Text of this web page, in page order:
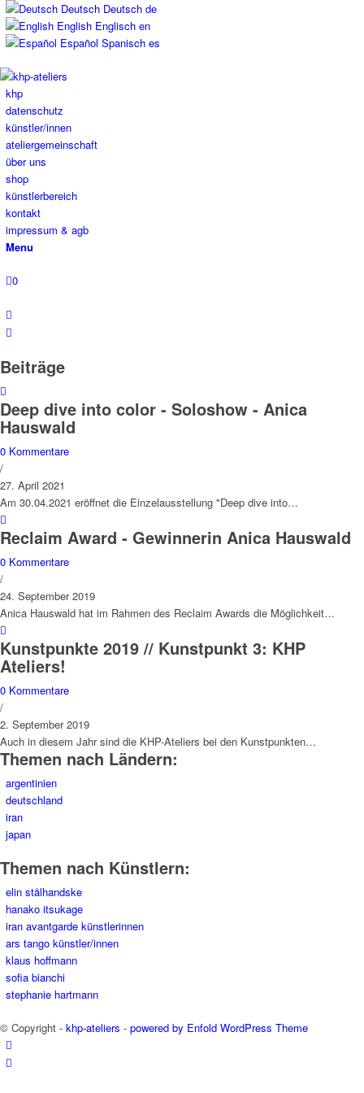
Deutsch Deutsch de
English Englisch en
Español Spanisch es
khp
datenschutz
künstler/innen
ateliergemeinschaft
über uns
shop
künstlerbereich
kontakt
impressum & agb
Menu
0
Beiträge
Deep dive into color - Soloshow - Anica
Hauswald
0 Kommentare
/
27. April 2021
Am 30.04.2021 eröffnet die Einzelausstellung "Deep dive into…
Reclaim Award - Gewinnerin Anica Hauswald
0 Kommentare
/
24. September 2019
Anica Hauswald hat im Rahmen des Reclaim Awards die Möglichkeit…
Kunstpunkte 2019 // Kunstpunkt 3: KHP
Ateliers!
0 Kommentare
/
2. September 2019
Auch in diesem Jahr sind die KHP-Ateliers bei den Kunstpunkten…
Themen nach Ländern:
argentinien
deutschland
iran
japan
Themen nach Künstlern:
elin stålhandske
hanako itsukage
iran avantgarde künstlerinnen
ars tango künstler/innen
klaus hoffmann
sofia bianchi
stephanie hartmann
© Copyright - khp-ateliers - powered by Enfold WordPress Theme